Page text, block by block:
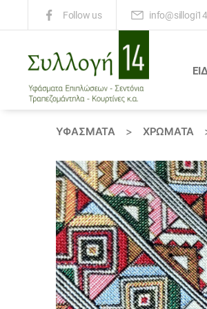
Follow us
ΥΦΆΣΜΑΤΑ > ΧΡΏΜΑΤΑ